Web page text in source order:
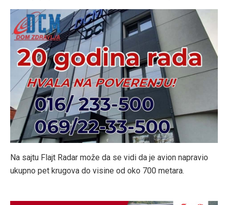
Na sajtu Flajt Radar može da se vidi da je avion napravio
ukupno pet krugova do visine od oko 700 metara.